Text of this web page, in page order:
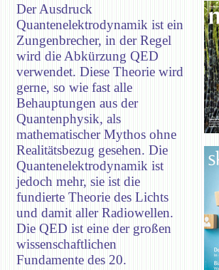
Der Ausdruck
Quantenelektrodynamik ist ein
Zungenbrecher, in der Regel
wird die Abkürzung QED
verwendet. Diese Theorie wird
gerne, so wie fast alle
Behauptungen aus der
Quantenphysik, als
mathematischer Mythos ohne
Realitätsbezug gesehen. Die
Quantenelektrodynamik ist
jedoch mehr, sie ist die
fundierte Theorie des Lichts
und damit aller Radiowellen.
Die QED ist eine der großen
wissenschaftlichen
Fundamente des 20.